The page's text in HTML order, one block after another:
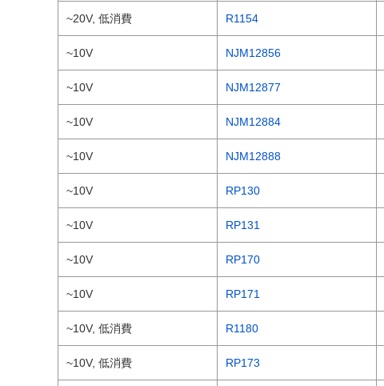
~20V, 低消費 R1154
~10V NJM12856
~10V NJM12877
~10V NJM12884
~10V NJM12888
~10V RP130
~10V RP131
~10V RP170
~10V RP171
~10V, 低消費 R1180
~10V, 低消費 RP173